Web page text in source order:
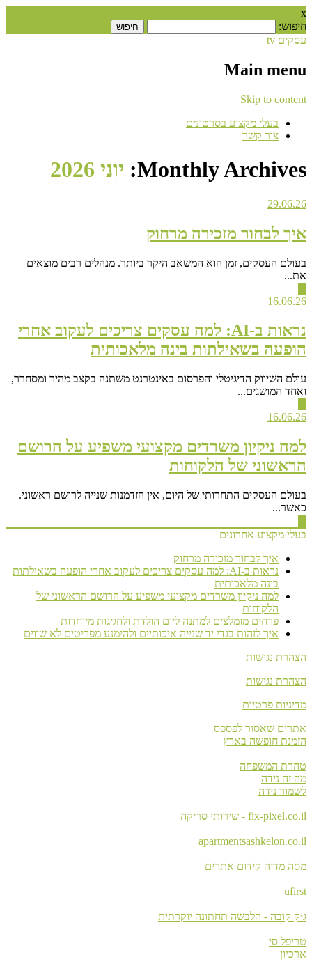
x
חיפוש:
עסקים tv
Main menu
Skip to content
בעלי מקצוע בסרטונים
צור קשר
Monthly Archives: יוני 2026
29.06.26
איך לבחור מזכירה מרחוק
בעולם העסקים, זמן הוא המשאב היקר ביותר. מנהלים רבים מוצאים
את...
16.06.26
נראות ב-AI: למה עסקים צריכים לעקוב אחרי
הופעה בשאילתות בינה מלאכותית
עולם השיווק הדיגיטלי והפרסום באינטרנט משתנה בקצב מהיר ומסחרר,
ואחד המושגים...
16.06.26
למה ניקיון משרדים מקצועי משפיע על הרושם
הראשוני של הלקוחות
בעולם העסקים התחרותי של היום, אין הזדמנות שנייה לרושם ראשוני.
כאשר...
בעלי מקצוע אחרונים
איך לבחור מזכירה מרחוק
נראות ב-AI: למה עסקים צריכים לעקוב אחרי הופעה בשאילתות
בינה מלאכותית
למה ניקיון משרדים מקצועי משפיע על הרושם הראשוני של
הלקוחות
פרחים מומלצים למתנה ליום הולדת ולחגיגות מיוחדות
איך לזהות בגדי יד שנייה איכותיים ולהימנע מפריטים לא שווים
הצהרת נגישות
הצהרת נגישות
מדיניות פרטיות
אתרים שאסור לפספס
הזמנת חופשה בארץ
טהרת המשפחה
מה זה נידה
לשמור נידה
fix-pixel.co.il - שירותי סריקה
apartmentsashkelon.co.il
מסה מדיה קידום אתרים
ufirst
ג׳ק קובה - הלבשה תחתונה יוקרתית
טריפל סי
ארכיון